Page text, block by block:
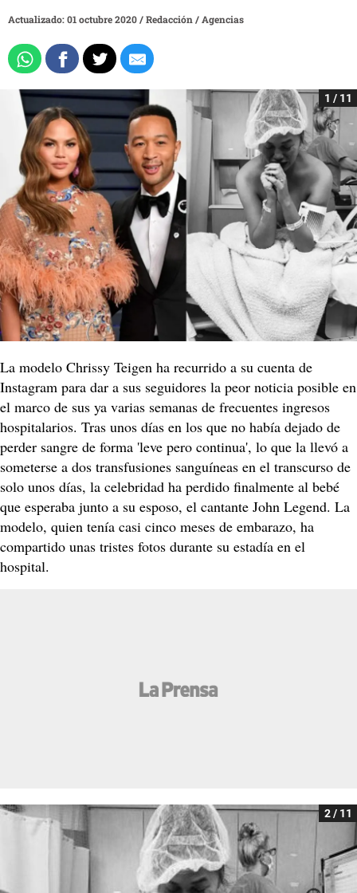
Actualizado: 01 octubre 2020/Redacción / Agencias
1 / 11
La modelo Chrissy Teigen ha recurrido a su cuenta de
Instagram para dar a sus seguidores la peor noticia posible en
el marco de sus ya varias semanas de frecuentes ingresos
hospitalarios. Tras unos días en los que no había dejado de
perder sangre de forma 'leve pero continua', lo que la llevó a
someterse a dos transfusiones sanguíneas en el transcurso de
solo unos días, la celebridad ha perdido finalmente al bebé
que esperaba junto a su esposo, el cantante John Legend. La
modelo, quien tenía casi cinco meses de embarazo, ha
compartido unas tristes fotos durante su estadía en el
hospital.
2 / 11